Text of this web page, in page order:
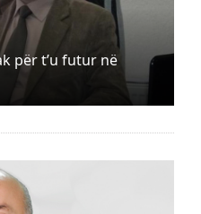
për t’u futur në